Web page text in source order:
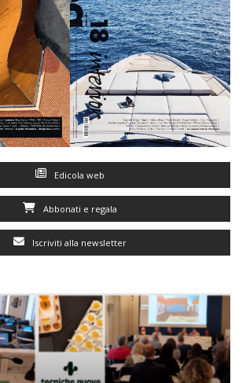
Edicola web
Abbonati e regala
Iscriviti alla newsletter